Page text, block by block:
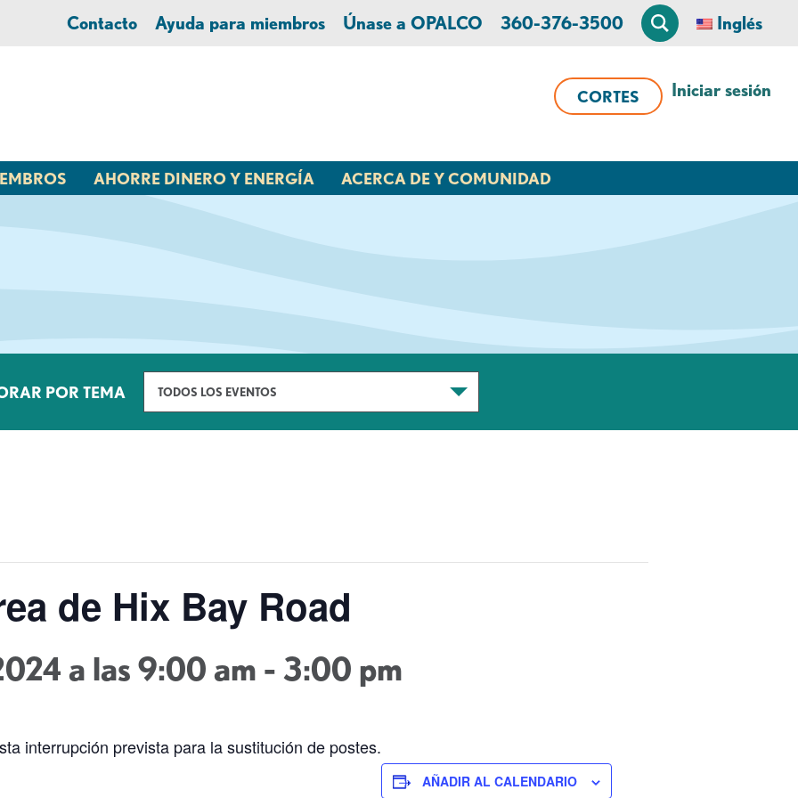
Contacto Ayuda para miembros Únase a OPALCO 360-376-3500 Inglés
CORTES Iniciar sesión
AHORRE DINERO Y ENERGÍA ACERCA DE Y COMUNIDAD
POR TEMA TODOS LOS EVENTOS
de Hix Bay Road
a las 9:00 am - 3:00 pm
interrupción prevista para la sustitución de postes.
AÑADIR AL CALENDARIO